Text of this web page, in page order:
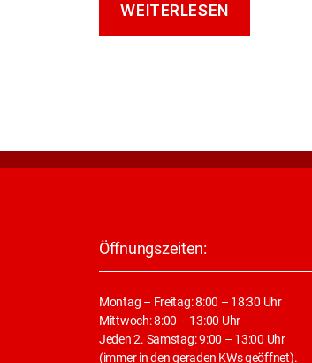
WEITERLESEN
Öffnungszeiten:
Montag – Freitag: 8:00 – 18:30 Uhr
Mittwoch: 8:00 – 13:00 Uhr
Jeden 2. Samstag: 9:00 – 13:00 Uhr
(immer in den geraden KWs geöffnet).